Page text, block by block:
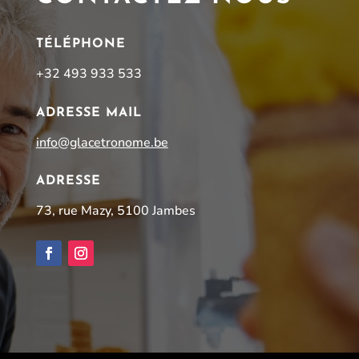
TÉLÉPHONE
+32 493 933 533
ADRESSE MAIL
info@glacetronome.be
ADRESSE
73, rue Mazy, 5100 Jambes